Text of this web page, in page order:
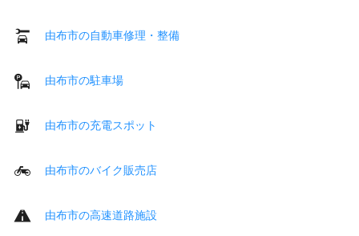
由布市の自動車修理・整備
由布市の駐車場
由布市の充電スポット
由布市のバイク販売店
由布市の高速道路施設